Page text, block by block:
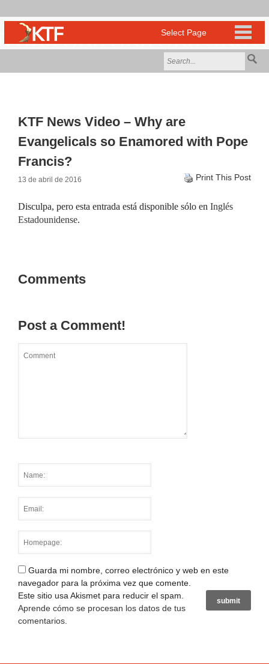
KTF News Video – Why are
Evangelicals so Enamored with Pope
Francis?
13 de abril de 2016 Print This Post
Disculpa, pero esta entrada está disponible sólo en Inglés
Estadounidense.
Comments
Post a Comment!
Guarda mi nombre, correo electrónico y web en este
navegador para la próxima vez que comente.
Este sitio usa Akismet para reducir el spam.
Aprende cómo se procesan los datos de tus
comentarios